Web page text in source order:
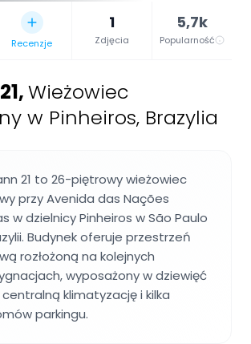
Recenzje
1
Zdjęcia
5,7k
Popularność
,Wieżowiec
w Pinheiros, Brazylia
21 to 26-piętrowy wieżowiec
przy Avenida das Nações
w dzielnicy Pinheiros w São Paulo
Budynek oferuje przestrzeń
rozłożoną na kolejnych
wyposażony w dziewięć
centralną klimatyzację i kilka
parkingu.